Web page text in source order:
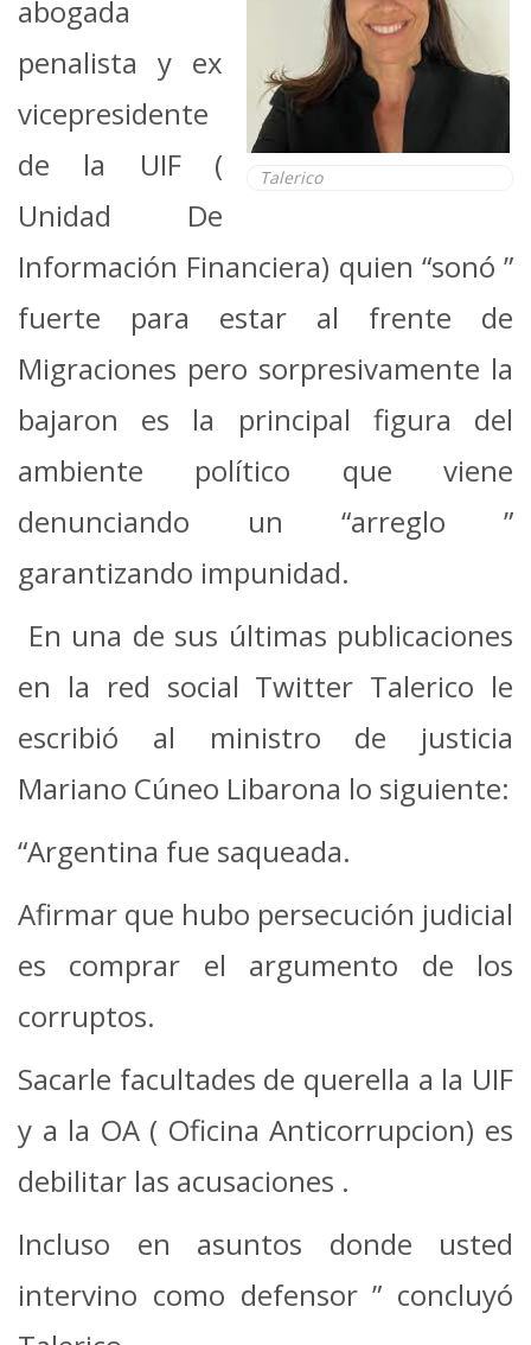
Talerico
abogada
penalista y ex
vicepresidente
de la UIF (
Unidad De
Información Financiera) quien “sonó ”
fuerte para estar al frente de
Migraciones pero sorpresivamente la
bajaron es la principal figura del
ambiente político que viene
denunciando un “arreglo ”
garantizando impunidad.
En una de sus últimas publicaciones
en la red social Twitter Talerico le
escribió al ministro de justicia
Mariano Cúneo Libarona lo siguiente:
“Argentina fue saqueada.
Afirmar que hubo persecución judicial
es comprar el argumento de los
corruptos.
Sacarle facultades de querella a la UIF
y a la OA ( Oficina Anticorrupcion) es
debilitar las acusaciones .
Incluso en asuntos donde usted
intervino como defensor ” concluyó